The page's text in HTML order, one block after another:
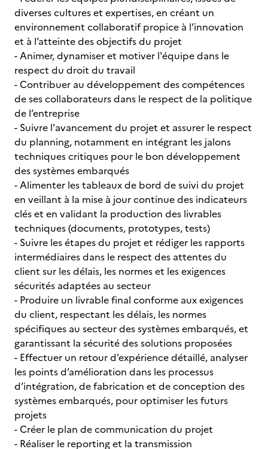
diverses cultures et expertises, en créant un
environnement collaboratif propice à l’innovation
et à l’atteinte des objectifs du projet
- Animer, dynamiser et motiver l'équipe dans le
respect du droit du travail
- Contribuer au développement des compétences
de ses collaborateurs dans le respect de la politique
de l’entreprise
- Suivre l'avancement du projet et assurer le respect
du planning, notamment en intégrant les jalons
techniques critiques pour le bon développement
des systèmes embarqués
- Alimenter les tableaux de bord de suivi du projet
en veillant à la mise à jour continue des indicateurs
clés et en validant la production des livrables
techniques (documents, prototypes, tests)
- Suivre les étapes du projet et rédiger les rapports
intermédiaires dans le respect des attentes du
client sur les délais, les normes et les exigences
sécurités adaptées au secteur
- Produire un livrable final conforme aux exigences
du client, respectant les délais, les normes
spécifiques au secteur des systèmes embarqués, et
garantissant la sécurité des solutions proposées
- Effectuer un retour d’expérience détaillé, analyser
les points d’amélioration dans les processus
d’intégration, de fabrication et de conception des
systèmes embarqués, pour optimiser les futurs
projets
- Créer le plan de communication du projet
- Réaliser le reporting et la transmission